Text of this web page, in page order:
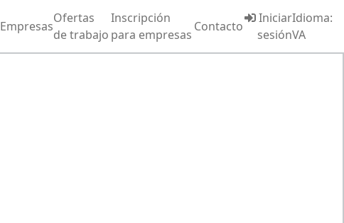
Empresas
Ofertas
de trabajo
Inscripción
para empresas
Contacto
Iniciar
sesión
Idioma:
VA